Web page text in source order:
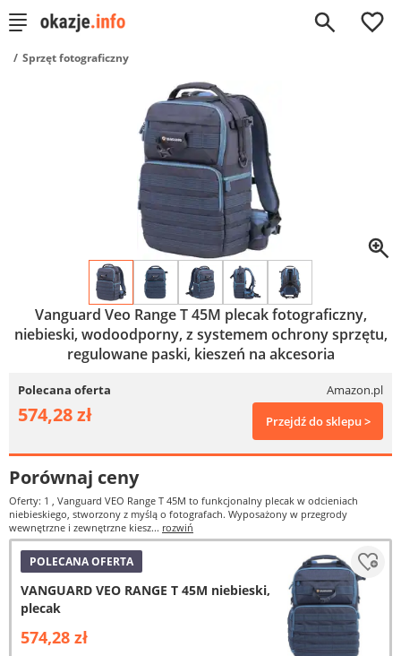
0
Sprzęt fotograficzny
Vanguard Veo Range T 45M plecak fotograficzny,
niebieski, wodoodporny, z systemem ochrony sprzętu,
regulowane paski, kieszeń na akcesoria
Polecana oferta Amazon.pl
574,28 zł Przejdź do sklepu >
Porównaj ceny
Oferty: 1 , Vanguard VEO Range T 45M to funkcjonalny plecak w odcieniach
niebieskiego, stworzony z myślą o fotografach. Wyposażony w przegrody
wewnętrzne i zewnętrzne kiesz... rozwiń
POLECANA OFERTA
VANGUARD VEO RANGE T 45M niebieski,
plecak
574,28 zł